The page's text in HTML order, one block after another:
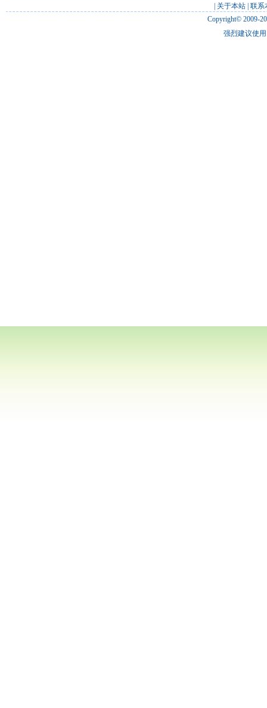
关于本站 联系
Copyright© 2009-
强烈建议使